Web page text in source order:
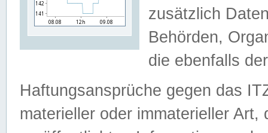
zusätzlich
Behörden,
die ebenfalls
Haftungsansprüche gegen das
materieller oder immaterieller